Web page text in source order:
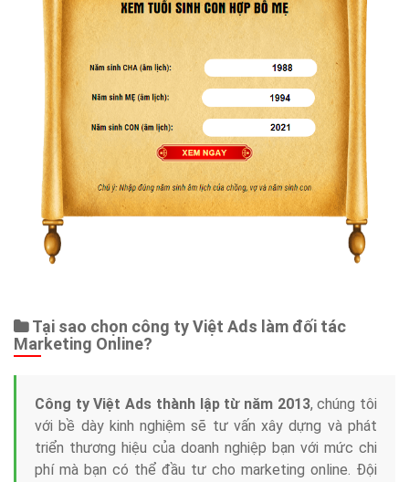
Tại sao chọn công ty Việt Ads làm đối tác
Marketing Online?
Công ty Việt Ads thành lập từ năm 2013, chúng tôi
với bề dày kinh nghiệm sẽ tư vấn xây dựng và phát
triển thương hiệu của doanh nghiệp bạn với mức chi
phí mà bạn có thể đầu tư cho marketing online. Đội